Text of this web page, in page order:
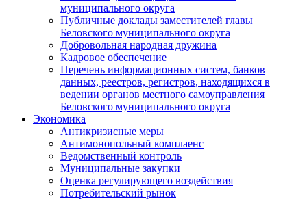
муниципального округа
Публичные доклады заместителей главы
Беловского муниципального округа
Добровольная народная дружина
Кадровое обеспечение
Перечень информационных систем, банков
данных, реестров, регистров, находящихся в
ведении органов местного самоуправления
Беловского муниципального округа
Экономика
Антикризисные меры
Антимонопольный комплаенс
Ведомственный контроль
Муниципальные закупки
Оценка регулирующего воздействия
Потребительский рынок